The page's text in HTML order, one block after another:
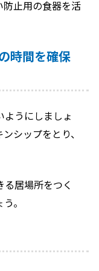
防止用の食器を活
時間を確保
うにしましょ
シップをとり、
居場所をつく
。